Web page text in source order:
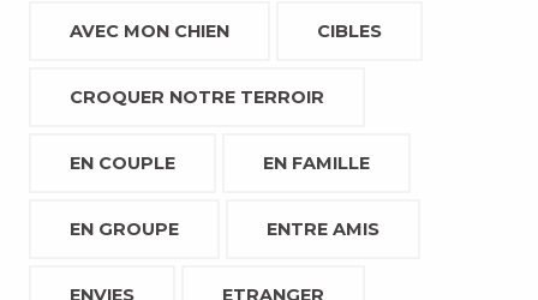
AVEC MON CHIEN CIBLES
CROQUER NOTRE TERROIR
EN COUPLE EN FAMILLE
EN GROUPE ENTRE AMIS
ENVIES ETRANGER